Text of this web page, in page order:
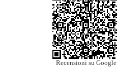
Recensioni su Google